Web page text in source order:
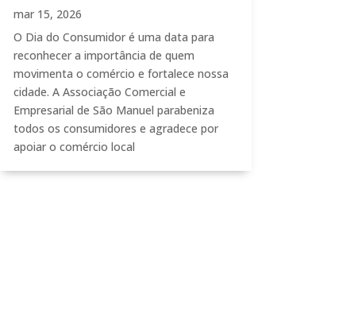
mar 15, 2026
O Dia do Consumidor é uma data para
reconhecer a importância de quem
movimenta o comércio e fortalece nossa
cidade. A Associação Comercial e
Empresarial de São Manuel parabeniza
todos os consumidores e agradece por
apoiar o comércio local